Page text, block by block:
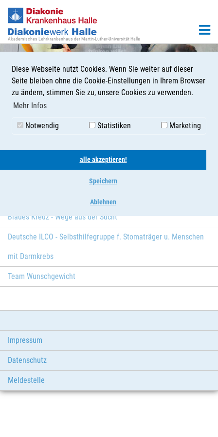
Akademisches Lehrkrankenhaus der Martin-Luther-Universität Halle
Suchtberatung der evangelischen Stadtmission
Blaues Kreuz - Wege aus der Sucht
Deutsche ILCO - Selbsthilfegruppe f. Stomaträger u. Menschen
mit Darmkrebs
Team Wunschgewicht
Impressum
Datenschutz
Meldestelle
Diese Webseite nutzt Cookies. Wenn Sie weiter auf dieser
Seite bleiben ohne die Cookie-Einstellungen in Ihrem Browser
zu ändern, stimmen Sie zu, unsere Cookies zu verwenden.
Mehr Infos
Notwendig Statistiken Marketing
alle akzeptieren!
Speichern
Ablehnen